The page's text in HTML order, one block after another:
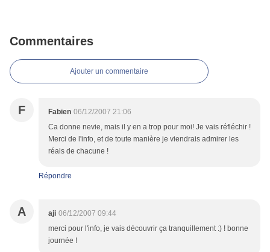
Commentaires
Ajouter un commentaire
F Fabien 06/12/2007 21:06
Ca donne nevie, mais il y en a trop pour moi! Je vais réfléchir !
Merci de l'info, et de toute manière je viendrais admirer les
réals de chacune !
Répondre
A aji 06/12/2007 09:44
merci pour l'info, je vais découvrir ça tranquillement :) ! bonne
journée !